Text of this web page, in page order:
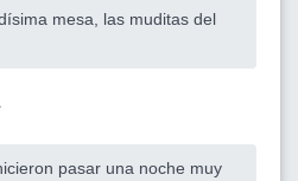
mesa, las muditas del
pasar una noche muy